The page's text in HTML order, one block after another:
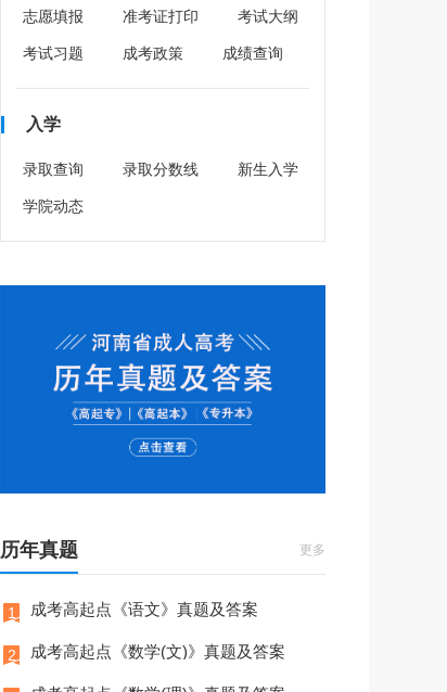
志愿填报 准考证打印 考试大纲
考试习题 成考政策 成绩查询
入学
录取查询 录取分数线 新生入学
学院动态
历年真题 更多
1 成考高起点《语文》真题及答案
2 成考高起点《数学(文)》真题及答案